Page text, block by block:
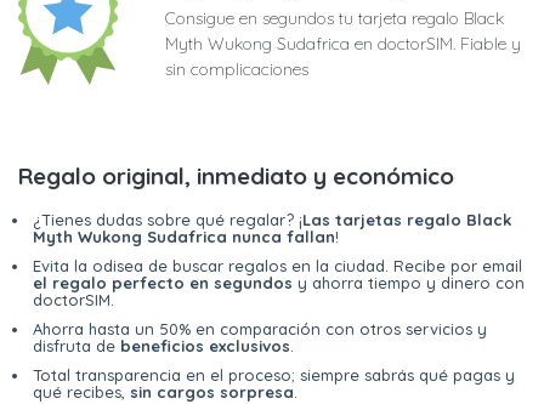
Consigue en segundos tu tarjeta regalo Black
Myth Wukong Sudafrica en doctorSIM. Fiable y
sin complicaciones
Regalo original, inmediato y económico
¿Tienes dudas sobre qué regalar? ¡Las tarjetas regalo Black
Myth Wukong Sudafrica nunca fallan!
Evita la odisea de buscar regalos en la ciudad. Recibe por email
el regalo perfecto en segundos y ahorra tiempo y dinero con
doctorSIM.
Ahorra hasta un 50% en comparación con otros servicios y
disfruta de beneficios exclusivos.
Total transparencia en el proceso; siempre sabrás qué pagas y
qué recibes, sin cargos sorpresa.